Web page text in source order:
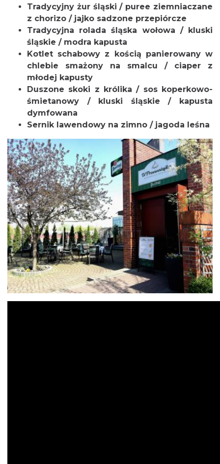
Tradycyjny żur śląski / puree ziemniaczane
z chorizo / jajko sadzone przepiórcze
Tradycyjna rolada śląska wołowa / kluski
śląskie / modra kapusta
Kotlet schabowy z kością panierowany w
chlebie smażony na smalcu / ciaper z
młodej kapusty
Duszone skoki z królika / sos koperkowo-
śmietanowy / kluski śląskie / kapusta
dymfowana
Sernik lawendowy na zimno / jagoda leśna